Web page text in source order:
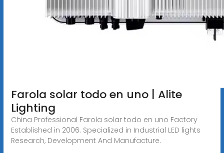
Farola solar todo en uno | Alite
Lighting
China Professional Farola solar todo en uno Factory
Established in 2006. Specialized in Industrial LED lights
Research, Development And Manufacture.